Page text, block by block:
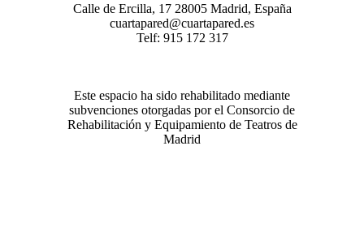
Calle de Ercilla, 17 28005 Madrid, España
cuartapared@cuartapared.es
Telf: 915 172 317
Este espacio ha sido rehabilitado mediante
subvenciones otorgadas por el Consorcio de
Rehabilitación y Equipamiento de Teatros de
Madrid